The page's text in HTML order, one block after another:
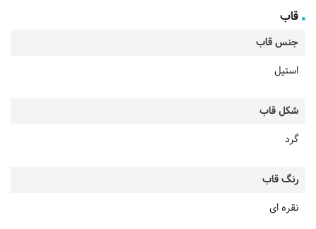
قاب
جنس قاب
استیل
شکل قاب
گرد
رنگ قاب
نقره ای